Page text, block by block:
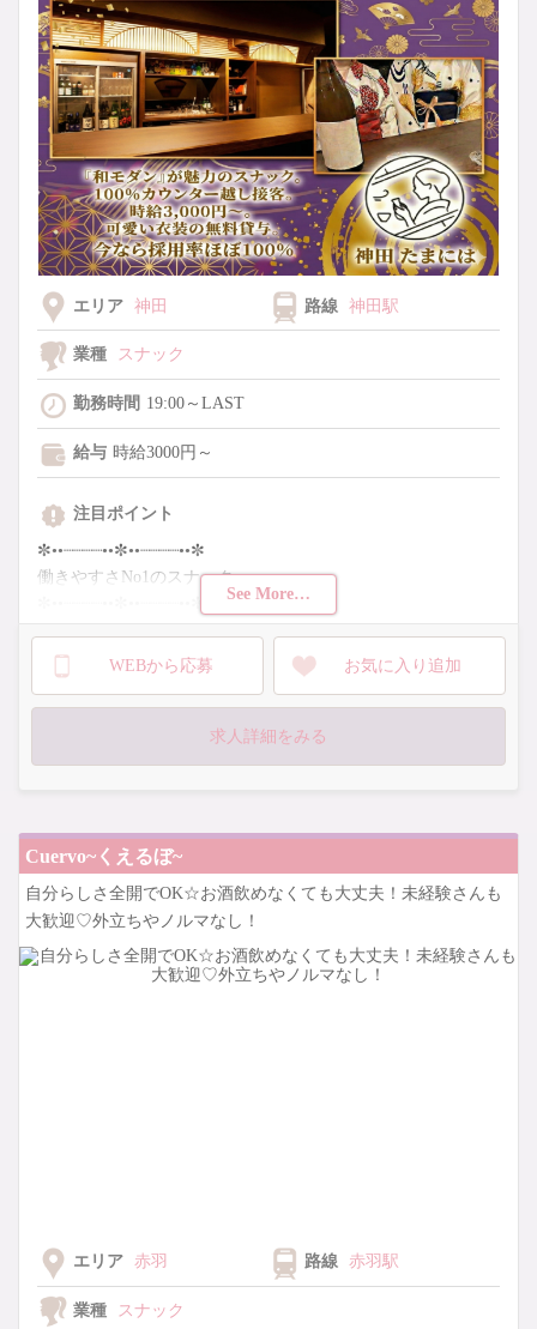
エリア 神田 路線 神田駅
業種 スナック
勤務時間 19:00～LAST
給与 時給3000円～
See More…
注目ポイント
✼••┈┈┈┈••✼••┈┈┈┈••✼
働きやすさNo1のスナック
時給3,000円
＋各種高額バック
・日払い可能
・豊富なバックあり
・ノルマなし
ご応募お待ちしております♬
WEBから応募 お気に入り追加
求人詳細をみる
Cuervo~くえるぼ~
自分らしさ全開でOK☆お酒飲めなくても大丈夫！未経験さんも
大歓迎♡外立ちやノルマなし！
エリア 赤羽 路線 赤羽駅
業種 スナック